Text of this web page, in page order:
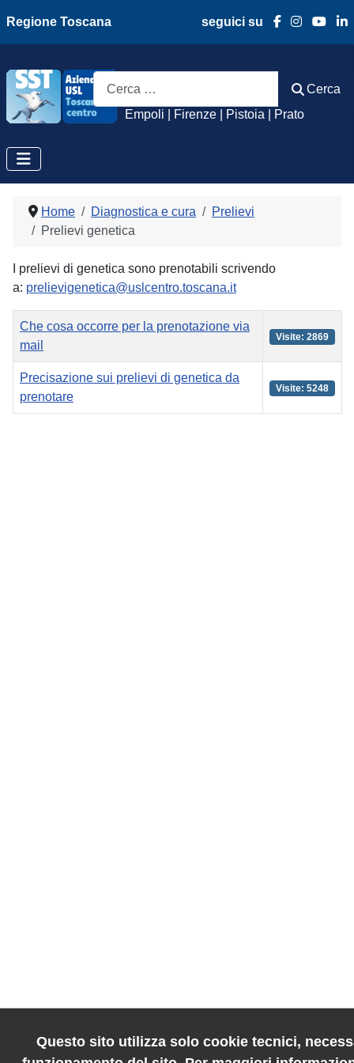
Regione Toscana seguici su
Azienda Usl
Empoli | Firenze | Pistoia | Prato
Cerca
Cerca
Home Diagnostica e cura
Prelievi
Prelievi genetica
I prelievi di genetica sono prenotabili scrivendo
a: prelievigenetica@uslcentro.toscana.it
Titolo Visite
Che cosa occorre per la prenotazione via
mail
Visite: 2869
Precisazione sui prelievi di genetica da
prenotare
Visite: 5248
Questo sito utilizza solo cookie tecnici,